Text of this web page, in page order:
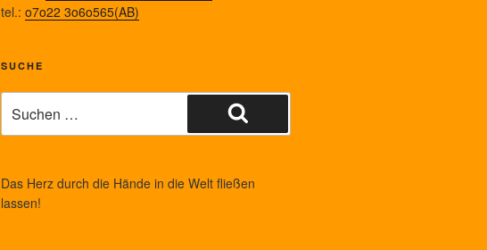
tel.: o7o22 3o6o565(AB)
SUCHE
nach:
Suchen
Das Herz durch die Hände in die Welt fließen
lassen!